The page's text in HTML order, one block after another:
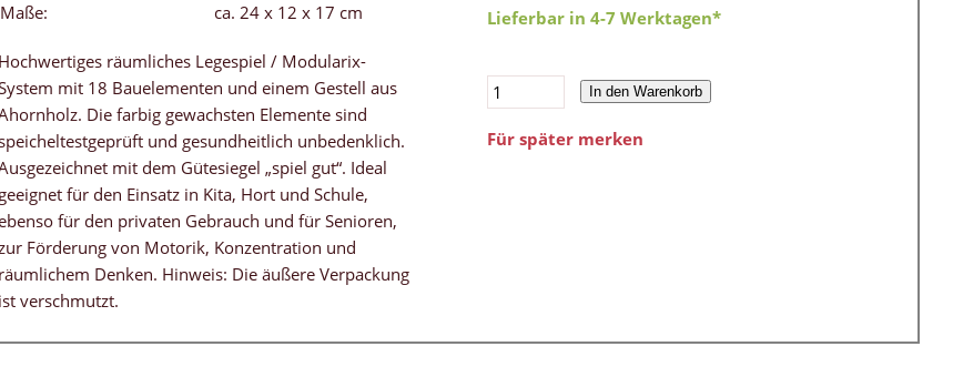
Maße:
ca. 24 x 12 x 17 cm
Hochwertiges räumliches Legespiel / Modularix-
mit 18 Bauelementen und einem Gestell aus
Die farbig gewachsten Elemente sind
und gesundheitlich unbedenklich.
mit dem Gütesiegel „spiel gut“. Ideal
geeignet für den Einsatz in Kita, Hort und Schule,
für den privaten Gebrauch und für Senioren,
Förderung von Motorik, Konzentration und
räumlichem Denken. Hinweis: Die äußere Verpackung
ist verschmutzt.
Lieferbar in 4-7 Werktagen*
In den Warenkorb
Für später merken